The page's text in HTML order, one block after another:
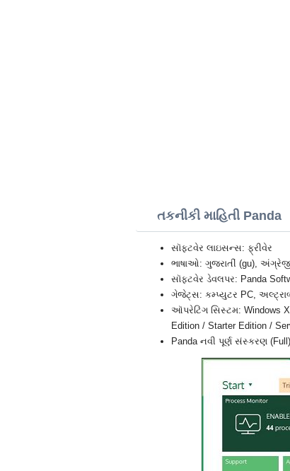
તકનીકી માહિતી Panda
સૉફ્ટવેર લાઇસન્સ: ફ્રીવેર
ભાષાઓ: ગુજરાતીં (gu),
સૉફ્ટવેર ડેવલપર: Panda
ગેજેટ્સ: કમ્પ્યુટર PC,
ઑપરેટિંગ સિસ્ટમ: Windows
Edition / Starter Edition /
Panda નવી પૂર્ણ સંસ્કરણ